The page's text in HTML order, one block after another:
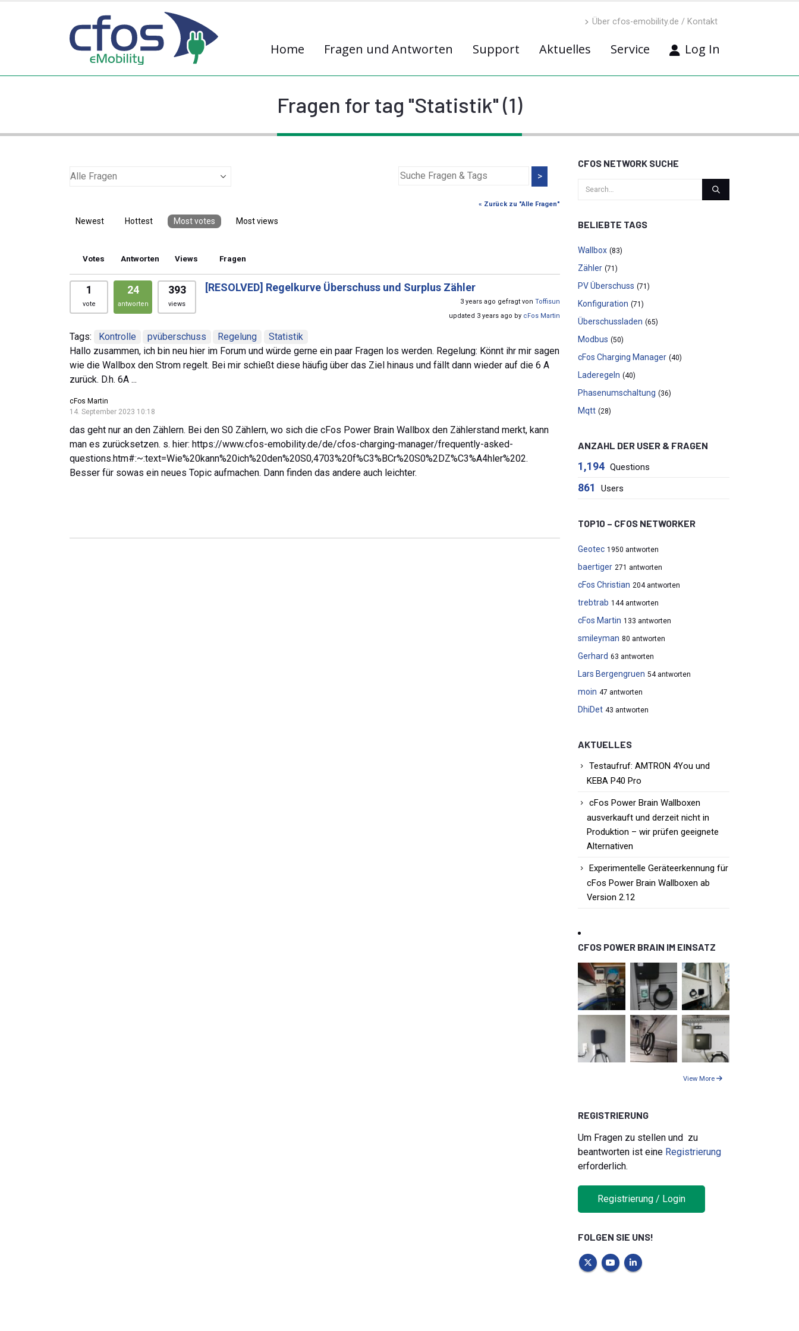
Über cfos-emobility.de / Kontakt
Home Fragen und Antworten Support Aktuelles Service Log In
Fragen for tag "Statistik" (1)
>
« Zurück zu "Alle Fragen"
Newest Hottest Most votes Most views
Votes Antworten Views Fragen
1
vote
24
antworten
393
views
[RESOLVED] Regelkurve Überschuss und Surplus Zähler
3 years ago gefragt von Toffisun
updated 3 years ago by cFos Martin
Tags: Kontrolle pvüberschuss Regelung
Statistik
Hallo zusammen, ich bin neu hier im Forum und würde gerne ein paar Fragen los werden. Regelung: Könnt ihr mir sagen
wie die Wallbox den Strom regelt. Bei mir schießt diese häufig über das Ziel hinaus und fällt dann wieder auf die 6 A
zurück. D.h. 6A ...
cFos Martin
14. September 2023 10:18
das geht nur an den Zählern. Bei den S0 Zählern, wo sich die cFos Power Brain Wallbox den Zählerstand merkt, kann
man es zurücksetzen. s. hier: https://www.cfos-emobility.de/de/cfos-charging-manager/frequently-asked-
questions.htm#:~:text=Wie%20kann%20ich%20den%20S0,4703%20f%C3%BCr%20S0%2DZ%C3%A4hler%202.
Besser für sowas ein neues Topic aufmachen. Dann finden das andere auch leichter.
CFOS NETWORK SUCHE
BELIEBTE TAGS
Wallbox (83)
Zähler (71)
PV Überschuss (71)
Konfiguration (71)
Überschussladen (65)
Modbus (50)
cFos Charging Manager (40)
Laderegeln (40)
Phasenumschaltung (36)
Mqtt (28)
ANZAHL DER USER & FRAGEN
1,194 Questions
861 Users
TOP10 – CFOS NETWORKER
Geotec 1950 antworten
baertiger 271 antworten
cFos Christian 204 antworten
trebtrab 144 antworten
cFos Martin 133 antworten
smileyman 80 antworten
Gerhard 63 antworten
Lars Bergengruen 54 antworten
moin 47 antworten
DhiDet 43 antworten
AKTUELLES
Testaufruf: AMTRON 4You und
KEBA P40 Pro
cFos Power Brain Wallboxen
ausverkauft und derzeit nicht in
Produktion – wir prüfen geeignete
Alternativen
Experimentelle Geräteerkennung für
cFos Power Brain Wallboxen ab
Version 2.12
CFOS POWER BRAIN IM EINSATZ
View More
REGISTRIERUNG
Um Fragen zu stellen und zu
beantworten ist eine Registrierung
erforderlich.
Registrierung / Login
FOLGEN SIE UNS!